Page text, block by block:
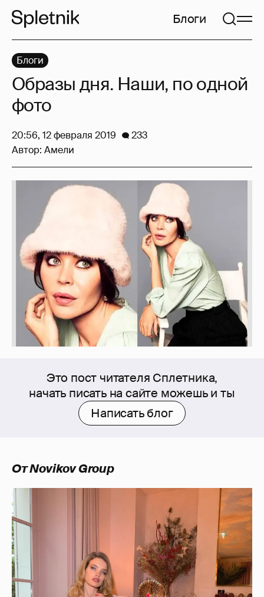
Блоги
Это пост читателя Сплетника,
начать писать на сайте можешь и ты
Написать блог
От Novikov Group
Блоги
Образы дня. Наши, по одной
фото
20:56, 12 февраля 2019
233
Автор: Амели